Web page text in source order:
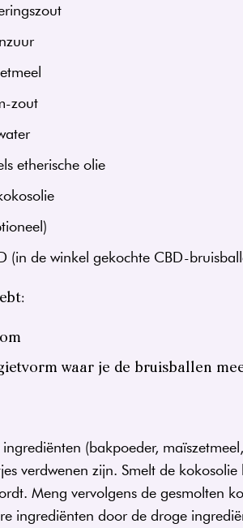
zout
etherische olie
(in de winkel gekochte CBD-
waar je de bruisballen
(bakpoeder,
verdwenen zijn. Smelt de
Meng vervolgens de gesmolten
ingrediënten door de droge